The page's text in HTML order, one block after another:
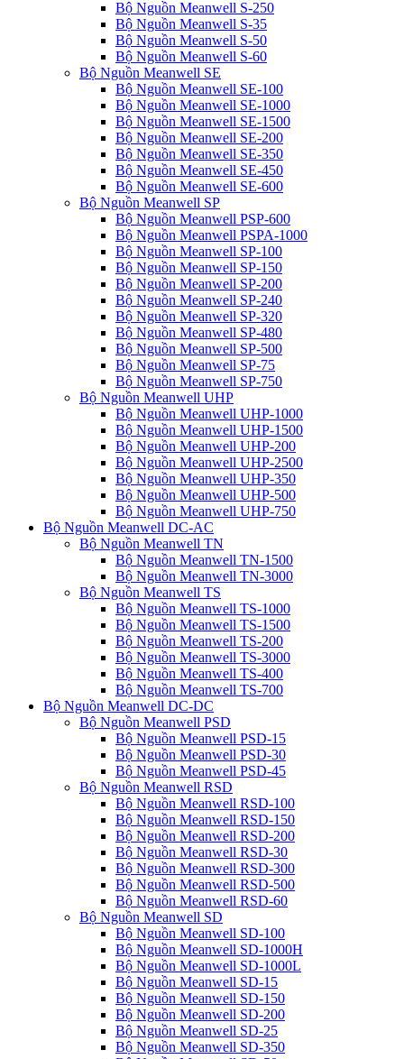
Bộ Nguồn Meanwell S-250
Bộ Nguồn Meanwell S-35
Bộ Nguồn Meanwell S-50
Bộ Nguồn Meanwell S-60
Bộ Nguồn Meanwell SE
Bộ Nguồn Meanwell SE-100
Bộ Nguồn Meanwell SE-1000
Bộ Nguồn Meanwell SE-1500
Bộ Nguồn Meanwell SE-200
Bộ Nguồn Meanwell SE-350
Bộ Nguồn Meanwell SE-450
Bộ Nguồn Meanwell SE-600
Bộ Nguồn Meanwell SP
Bộ Nguồn Meanwell PSP-600
Bộ Nguồn Meanwell PSPA-1000
Bộ Nguồn Meanwell SP-100
Bộ Nguồn Meanwell SP-150
Bộ Nguồn Meanwell SP-200
Bộ Nguồn Meanwell SP-240
Bộ Nguồn Meanwell SP-320
Bộ Nguồn Meanwell SP-480
Bộ Nguồn Meanwell SP-500
Bộ Nguồn Meanwell SP-75
Bộ Nguồn Meanwell SP-750
Bộ Nguồn Meanwell UHP
Bộ Nguồn Meanwell UHP-1000
Bộ Nguồn Meanwell UHP-1500
Bộ Nguồn Meanwell UHP-200
Bộ Nguồn Meanwell UHP-2500
Bộ Nguồn Meanwell UHP-350
Bộ Nguồn Meanwell UHP-500
Bộ Nguồn Meanwell UHP-750
Bộ Nguồn Meanwell DC-AC
Bộ Nguồn Meanwell TN
Bộ Nguồn Meanwell TN-1500
Bộ Nguồn Meanwell TN-3000
Bộ Nguồn Meanwell TS
Bộ Nguồn Meanwell TS-1000
Bộ Nguồn Meanwell TS-1500
Bộ Nguồn Meanwell TS-200
Bộ Nguồn Meanwell TS-3000
Bộ Nguồn Meanwell TS-400
Bộ Nguồn Meanwell TS-700
Bộ Nguồn Meanwell DC-DC
Bộ Nguồn Meanwell PSD
Bộ Nguồn Meanwell PSD-15
Bộ Nguồn Meanwell PSD-30
Bộ Nguồn Meanwell PSD-45
Bộ Nguồn Meanwell RSD
Bộ Nguồn Meanwell RSD-100
Bộ Nguồn Meanwell RSD-150
Bộ Nguồn Meanwell RSD-200
Bộ Nguồn Meanwell RSD-30
Bộ Nguồn Meanwell RSD-300
Bộ Nguồn Meanwell RSD-500
Bộ Nguồn Meanwell RSD-60
Bộ Nguồn Meanwell SD
Bộ Nguồn Meanwell SD-100
Bộ Nguồn Meanwell SD-1000H
Bộ Nguồn Meanwell SD-1000L
Bộ Nguồn Meanwell SD-15
Bộ Nguồn Meanwell SD-150
Bộ Nguồn Meanwell SD-200
Bộ Nguồn Meanwell SD-25
Bộ Nguồn Meanwell SD-350